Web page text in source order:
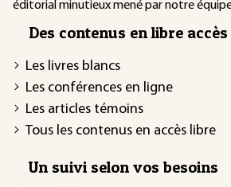
éditorial minutieux mené par notre
Des contenus en libre accès
Les livres blancs
Les conférences en ligne
Les articles témoins
Tous les contenus en accès libre
Un suivi selon vos besoins